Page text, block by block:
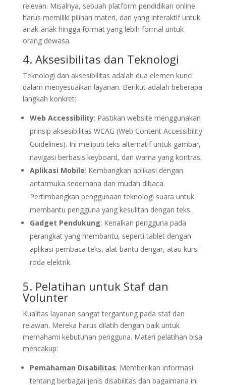
relevan. Misalnya, sebuah platform pendidikan online
harus memiliki pilihan materi, dari yang interaktif untuk
anak-anak hingga format yang lebih formal untuk
orang dewasa.
4. Aksesibilitas dan Teknologi
Teknologi dan aksesibilitas adalah dua elemen kunci
dalam menyesuaikan layanan. Berikut adalah beberapa
langkah konkret:
Web Accessibility: Pastikan website menggunakan
prinsip aksesibilitas WCAG (Web Content Accessibility
Guidelines). Ini meliputi teks alternatif untuk gambar,
navigasi berbasis keyboard, dan warna yang kontras.
Aplikasi Mobile: Kembangkan aplikasi dengan
antarmuka sederhana dan mudah dibaca.
Pertimbangkan penggunaan teknologi suara untuk
membantu pengguna yang kesulitan dengan teks.
Gadget Pendukung: Kenalkan pengguna pada
perangkat yang membantu, seperti tablet dengan
aplikasi pembaca teks, alat bantu dengar, atau kursi
roda elektrik.
5. Pelatihan untuk Staf dan
Volunter
Kualitas layanan sangat tergantung pada staf dan
relawan. Mereka harus dilatih dengan baik untuk
memahami kebutuhan pengguna. Materi pelatihan bisa
mencakup:
Pemahaman Disabilitas: Memberikan informasi
tentang berbagai jenis disabilitas dan bagaimana ini